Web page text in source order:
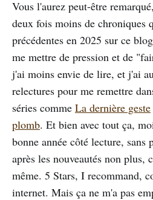
Vous l'aurez peut-être
deux fois moins de chroniques
précédentes en 2025 sur ce
me mettre de pression et de
j'ai moins envie de lire, et j'ai
relectures pour me remettre
séries comme La dernière geste
plomb. Et bien avec tout ça,
bonne année côté lecture, sans
après les nouveautés non plus,
même. 5 Stars, I recommand,
internet. Mais ça ne m'a pas